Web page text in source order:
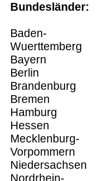
Bundesländer:
Baden-
Wuerttemberg
Bayern
Berlin
Brandenburg
Bremen
Hamburg
Hessen
Mecklenburg-
Vorpommern
Niedersachsen
Nordrhein-